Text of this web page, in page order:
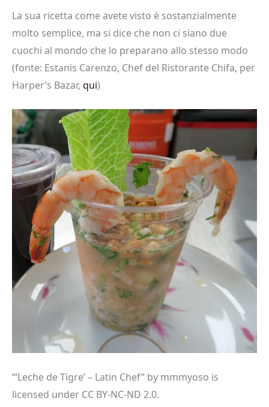
La sua ricetta come avete visto è sostanzialmente
molto semplice, ma si dice che non ci siano due
cuochi al mondo che lo preparano allo stesso modo
(fonte: Estanis Carenzo, Chef del Ristorante Chifa, per
Harper’s Bazar, qui)
“‘Leche de Tigre’ – Latin Chef” by mmmyoso is
licensed under CC BY-NC-ND 2.0.